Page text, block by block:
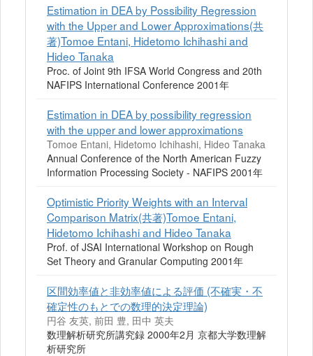
Estimation in DEA by Possibility Regression
with the Upper and Lower Approximations(共
著)Tomoe Entani, Hidetomo Ichihashi and
Hideo Tanaka
Proc. of Joint 9th IFSA World Congress and 20th
NAFIPS International Conference 2001年
Estimation in DEA by possibility regression
with the upper and lower approximations
Tomoe Entani, Hidetomo Ichihashi, Hideo Tanaka
Annual Conference of the North American Fuzzy
Information Processing Society - NAFIPS 2001年
Optimistic Priority Weights with an Interval
Comparison Matrix(共著)Tomoe Entani,
Hidetomo Ichihashi and Hideo Tanaka
Prof. of JSAI International Workshop on Rough
Set Theory and Granular Computing 2001年
区間効率値と非効率値による評価 (不確実・不
確定性のもとでの数理的決定理論)
円谷 友英, 前田 豊, 田中 英夫
数理解析研究所講究録 2000年2月 京都大学数理解
析研究所